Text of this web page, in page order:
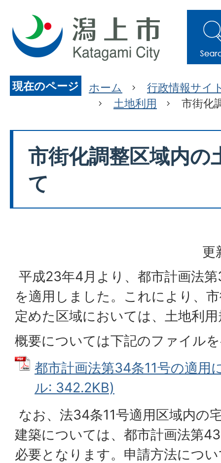
現在のページ ホーム
行政情報サイ
土地利用
市街化
市街化調整区域内の
て
更
平成23年4月より、都市計画法
を適用しました。これにより、
定めた区域においては、土地利
概要については下記のファイル
都市計画法第34条11号の適用
ル: 342.2KB)
なお、法34条11号適用区域内の
建築については、都市計画法第
必要となります。申請方法につ